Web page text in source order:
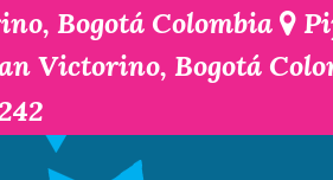
Bogotá Colombia
Victorino, Bogotá